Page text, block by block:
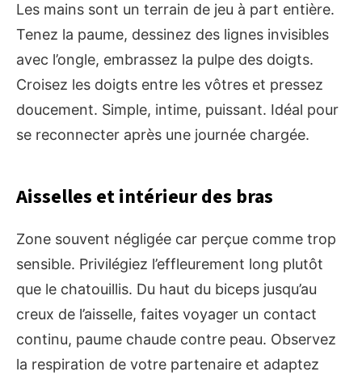
Les mains sont un terrain de jeu à part entière.
Tenez la paume, dessinez des lignes invisibles
avec l’ongle, embrassez la pulpe des doigts.
Croisez les doigts entre les vôtres et pressez
doucement. Simple, intime, puissant. Idéal pour
se reconnecter après une journée chargée.
Aisselles et intérieur des bras
Zone souvent négligée car perçue comme trop
sensible. Privilégiez l’effleurement long plutôt
que le chatouillis. Du haut du biceps jusqu’au
creux de l’aisselle, faites voyager un contact
continu, paume chaude contre peau. Observez
la respiration de votre partenaire et adaptez